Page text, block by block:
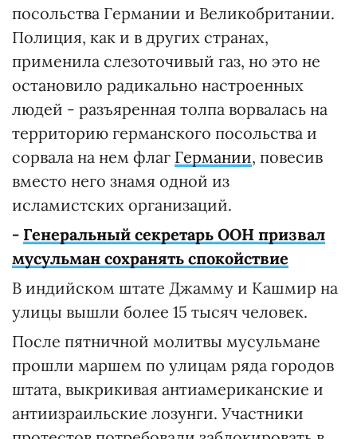
посольства Германии и Великобритании.
Полиция, как и в других странах,
применила слезоточивый газ, но это не
остановило радикально настроенных
людей - разъяренная толпа ворвалась на
территорию германского посольства и
сорвала на нем флаг Германии, повесив
вместо него знамя одной из
исламистских организаций.
- Генеральный секретарь ООН призвал
мусульман сохранять спокойствие
В индийском штате Джамму и Кашмир на
улицы вышли более 15 тысяч человек.
После пятничной молитвы мусульмане
прошли маршем по улицам ряда городов
штата, выкрикивая антиамериканские и
антиизраильские лозунги. Участники